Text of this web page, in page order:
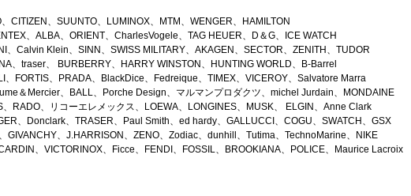
CITIZEN、SUUNTO、LUMINOX、MTM、WENGER、HAMILTON
、ALBA、ORIENT、CharlesVogele、TAG HEUER、D＆G、ICE WATCH
、Calvin Klein、SINN、SWISS MILITARY、AKAGEN、SECTOR、ZENITH、TUDOR
、traser、 BURBERRY、HARRY WINSTON、HUNTING WORLD、B-Barrel
、FORTIS、PRADA、BlackDice、Fedreique、TIMEX、VICEROY、Salvatore Marra
＆Mercier、BALL、Porche Design、マルマンプロダクツ、michel Jurdain、MONDAINE
RADO、リコーエレメックス、LOEWA、LONGINES、MUSK、 ELGIN、Anne Clark
、Donclark、TRASER、Paul Smith、ed hardy、GALLUCCI、COGU、SWATCH、GSX
GIVANCHY、J.HARRISON、ZENO、Zodiac、dunhill、Tutima、TechnoMarine、NIKE
、VICTORINOX、Ficce、FENDI、FOSSIL、BROOKIANA、POLICE、Maurice Lacroix